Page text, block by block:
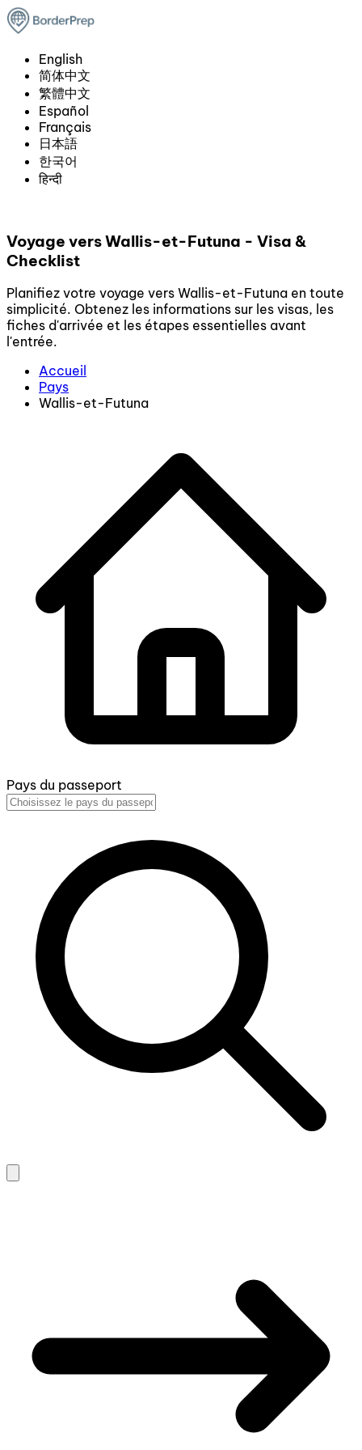
English
简体中文
繁體中文
Español
Français
日本語
한국어
हिन्दी
Voyage vers Wallis-et-Futuna - Visa &
Checklist
Planifiez votre voyage vers Wallis-et-Futuna en toute
simplicité. Obtenez les informations sur les visas, les
fiches d'arrivée et les étapes essentielles avant
l'entrée.
Accueil
Pays
Wallis-et-Futuna
Pays du passeport